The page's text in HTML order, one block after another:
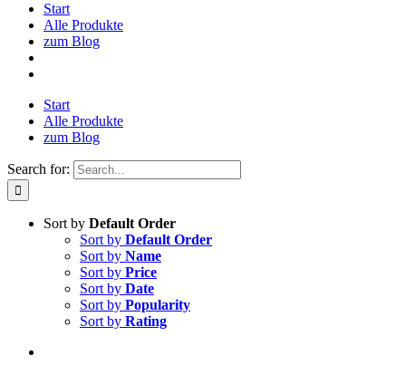
Start
Alle Produkte
zum Blog
Start
Alle Produkte
zum Blog
Search for:
Sort by Default Order
Sort by Default Order
Sort by Name
Sort by Price
Sort by Date
Sort by Popularity
Sort by Rating